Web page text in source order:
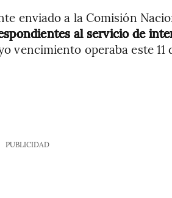
enviado a la Comisión
al servicio de
vencimiento operaba este 11
PUBLICIDAD